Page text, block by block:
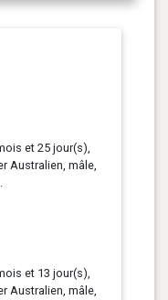
et 25 jour(s),
Australien, mâle,
et 13 jour(s),
Australien, mâle,